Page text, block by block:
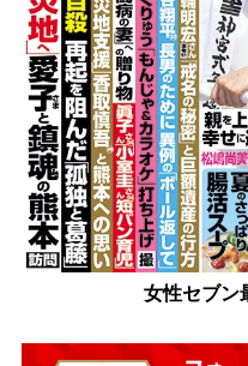
女性セブン